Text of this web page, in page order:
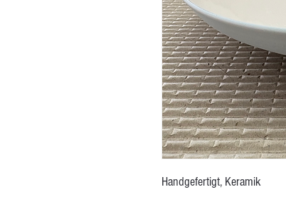
Handgefertigt, Keramik